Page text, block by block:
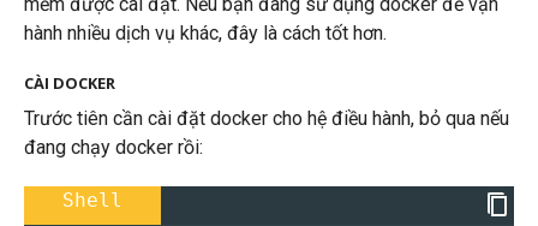
hành nhiều dịch vụ khác, đây là cách tốt hơn.
CÀI DOCKER
Trước tiên cần cài đặt docker cho hệ điều hành, bỏ qua nếu
đang chạy docker rồi:
Shell